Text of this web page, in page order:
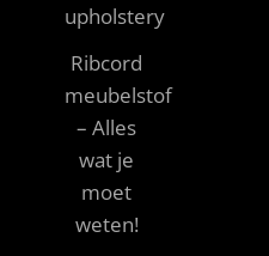
upholstery
Ribcord
meubelstof
– Alles
wat je
moet
weten!